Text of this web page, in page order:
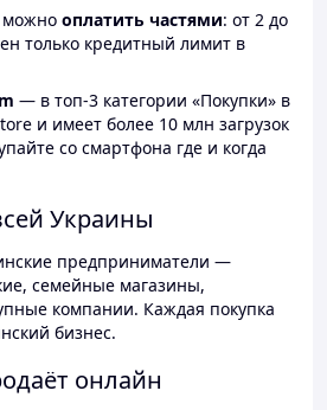
можно оплатить частями: от 2 до
только кредитный лимит в
— в топ-3 категории «Покупки» в
и имеет более 10 млн загрузок
со смартфона где и когда
Украины
предприниматели —
семейные магазины,
компании. Каждая покупка
бизнес.
онлайн